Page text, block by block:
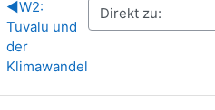
◀︎W2:
Tuvalu und
der
Klimawandel